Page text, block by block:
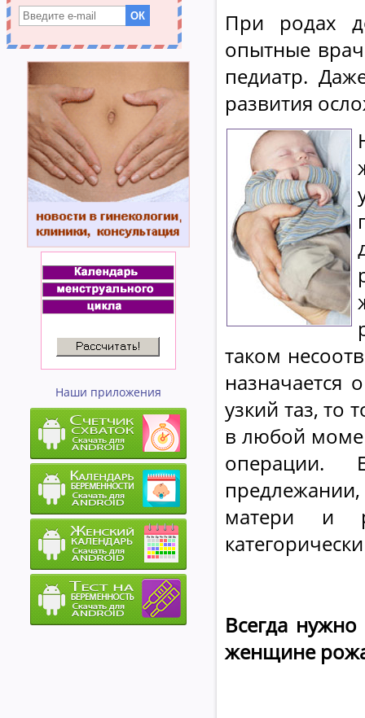
Наши приложения
При родах
опытные
педиатр.
развития
таком
назначается
узкий таз, то
в любой
операции.
матери и
Всегда
женщине